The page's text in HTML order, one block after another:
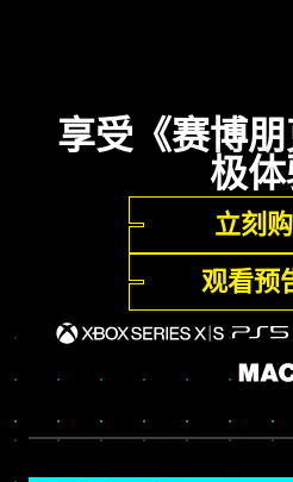
享受《赛博朋
极
立刻
观看预